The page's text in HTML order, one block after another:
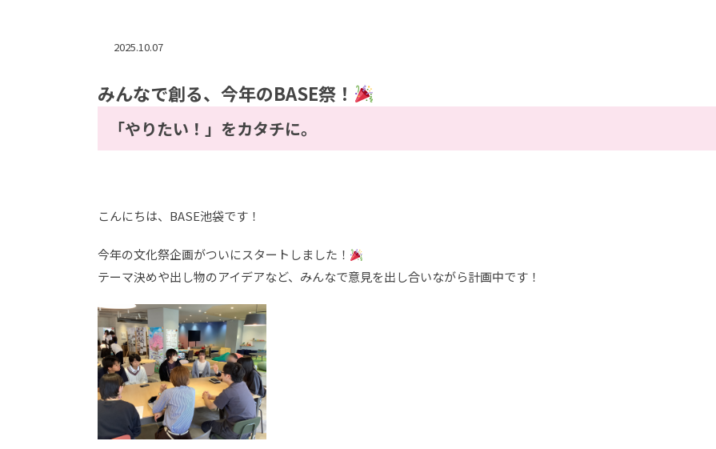
2025.10.07
みんなで創る、今年のBASE祭！
「やりたい！」をカタチに。
こんにちは、BASE池袋です！
今年の文化祭企画がついにスタートしました！
テーマ決めや出し物のアイデアなど、みんなで意見を出し合いながら計画中です！